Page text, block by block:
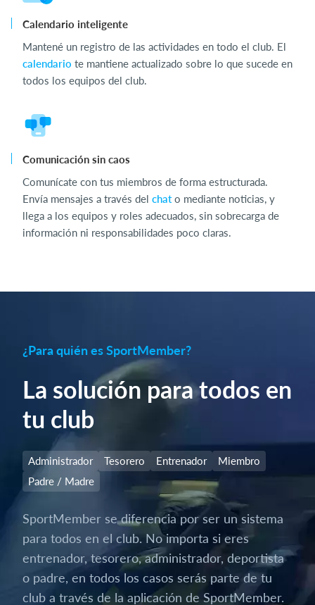
Calendario inteligente
Mantené un registro de las actividades en todo el club. El
calendario te mantiene actualizado sobre lo que sucede en
todos los equipos del club.
Comunicación sin caos
Comunícate con tus miembros de forma estructurada.
Envía mensajes a través del chato mediante noticias, y
llega a los equipos y roles adecuados, sin sobrecarga de
información ni responsabilidades poco claras.
¿Para quién es SportMember?
La solución para todos en
tu club
Administrador Tesorero Entrenador
Miembro
Padre / Madre
SportMember se diferencia por ser un sistema
para todos en el club. No importa si eres
entrenador, tesorero, administrador, deportista
o padre, en todos los casos serás parte de tu
club a través de la aplicación de SportMember.